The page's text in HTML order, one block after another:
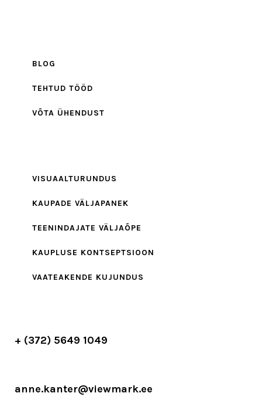
BLOG
TEHTUD TÖÖD
VÕTA ÜHENDUST
VISUAALTURUNDUS
KAUPADE VÄLJAPANEK
TEENINDAJATE VÄLJAÕPE
KAUPLUSE KONTSEPTSIOON
VAATEAKENDE KUJUNDUS
+ (372) 5649 1049
anne.kanter@viewmark.ee